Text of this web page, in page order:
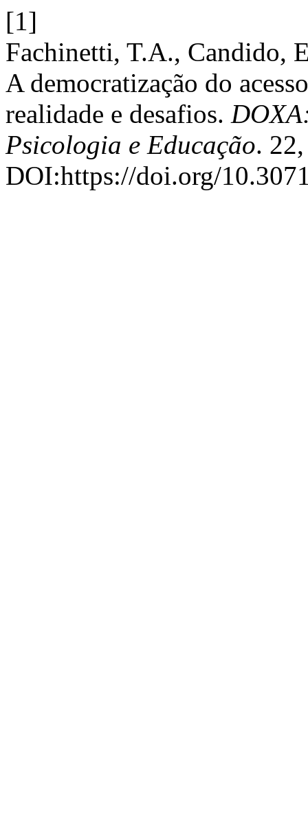
[1]
Fachinetti, T.A., Candido,
A democratização do
realidade e desafios.
Psicologia e Educação.
DOI:https://doi.org/